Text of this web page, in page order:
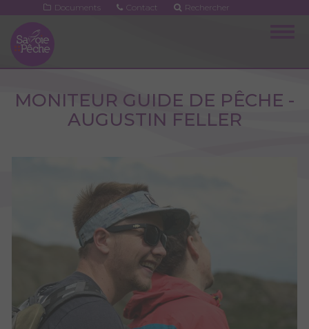
contenu
principal
Documents Contact Rechercher
MONITEUR GUIDE DE PÊCHE -
AUGUSTIN FELLER